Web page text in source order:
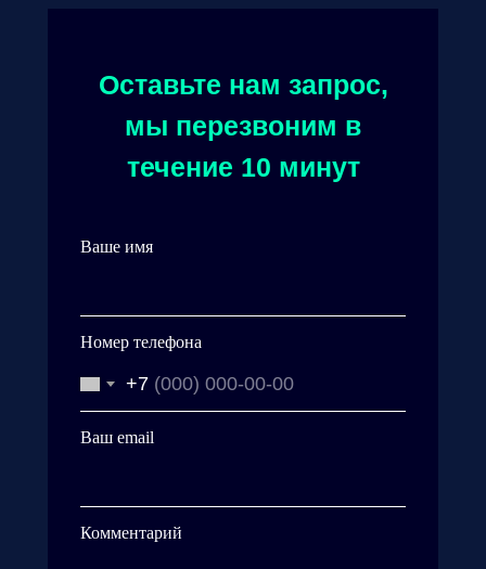
Оставьте нам запрос,
мы перезвоним в
течение 10 минут
Ваше имя
Номер телефона
+7
Ваш email
Комментарий